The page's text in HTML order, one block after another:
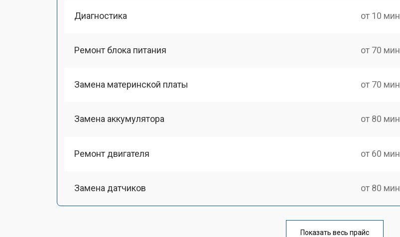
Диагностика от 10 мин
Ремонт блока питания от 70 мин
Замена материнской платы от 70 мин
Замена аккумулятора от 80 мин
Ремонт двигателя от 60 мин
Замена датчиков от 80 мин
от 80 мин
Показать весь прайс